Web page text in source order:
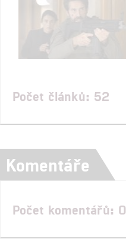
Počet článků: 52
Komentáře
Počet komentářů: 0